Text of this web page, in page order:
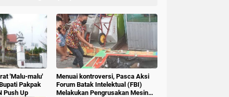
'Malu-malu'
Pakpak
Push Up
Menuai kontroversi, Pasca Aksi
Forum Batak Intelektual (FBI)
Melakukan Pengrusakan Mesin